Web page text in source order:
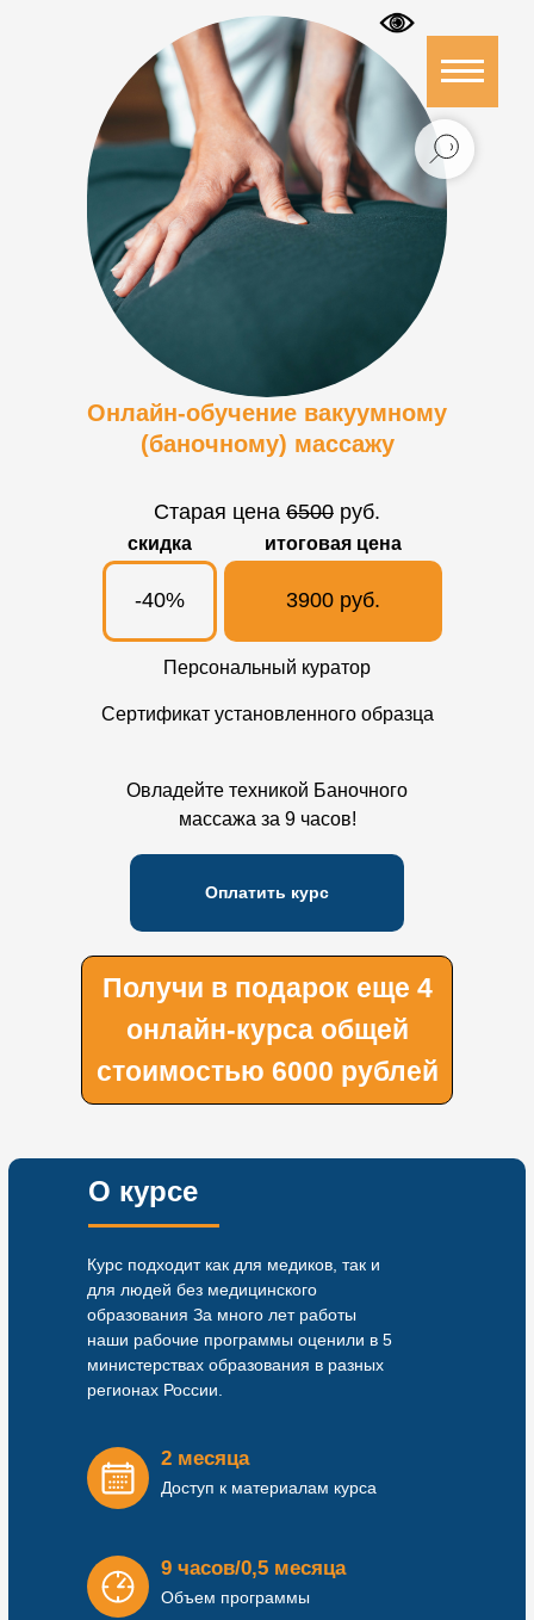
Онлайн-обучение вакуумному
(баночному) массажу
Персональный куратор
Сертификат установленного образца
Овладейте техникой Баночного
массажа за 9 часов!
Оплатить курс
Получи в подарок еще 4
онлайн-курса общей
стоимостью 6000 рублей
Старая цена 6500 руб.
-40% 3900 руб.
скидка итоговая цена
9 часов/0,5 месяца
Объем программы
2 месяца
Доступ к материалам курса
О курсе
Курс подходит как для медиков, так и
для людей без медицинского
образования За много лет работы
наши рабочие программы оценили в 5
министерствах образования в разных
регионах России.